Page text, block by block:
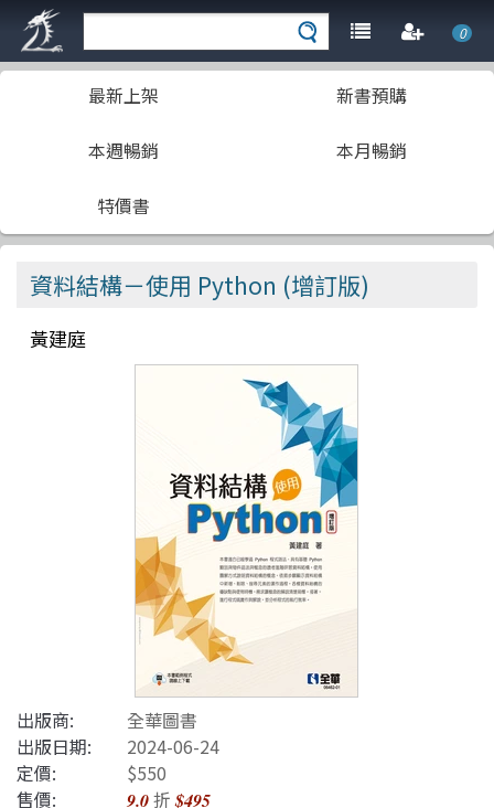
0
最新上架 新書預購
本週暢銷 本月暢銷
特價書
資料結構－使用 Python (增訂版)
黃建庭
出版商:
全華圖書
出版日期:
2024-06-24
定價:
$550
售價:
9.0折$495